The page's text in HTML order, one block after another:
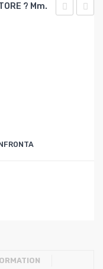
? Mm.